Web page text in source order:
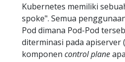
Kubernetes memiliki
spoke". Semua
Pod dimana Pod-Pod
diterminasi pada apiserver
komponen control plane